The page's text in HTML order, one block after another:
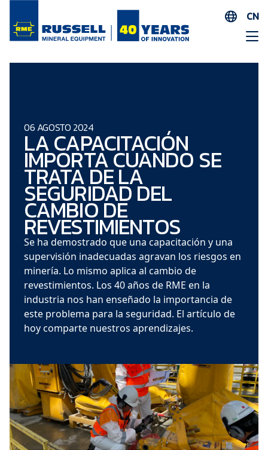
CN
EN
ES
06 AGOSTO 2024
LA CAPACITACIÓN
IMPORTA CUANDO SE
TRATA DE LA
SEGURIDAD DEL
CAMBIO DE
REVESTIMIENTOS
Se ha demostrado que una capacitación y una
supervisión inadecuadas agravan los riesgos en
minería. Lo mismo aplica al cambio de
revestimientos. Los 40 años de RME en la
industria nos han enseñado la importancia de
este problema para la seguridad. El artículo de
hoy comparte nuestros aprendizajes.